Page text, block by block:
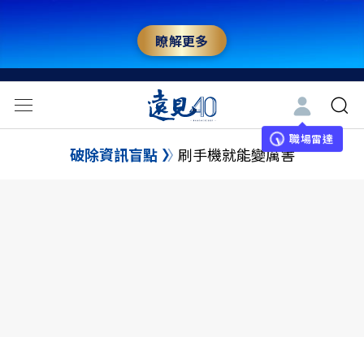
瞭解更多
職場雷達
破除資訊盲點 刷手機就能變厲害